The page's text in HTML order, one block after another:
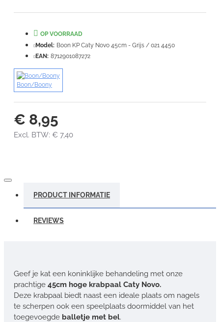
VERDER
€ 8,95
Excl. BTW: € 7,40
OP VOORRAAD
Model: Boon KP Caty Novo 45cm - Grijs / 021 4450
EAN: 8712901087272
Boon/Boony
PRODUCT INFORMATIE
REVIEWS
Geef je kat een koninklijke behandeling met onze
prachtige 45cm hoge krabpaal Caty Novo.
Deze krabpaal biedt naast een ideale plaats om nagels
te scherpen ook een speelplaats doormiddel van het
toegevoegde balletje met bel.